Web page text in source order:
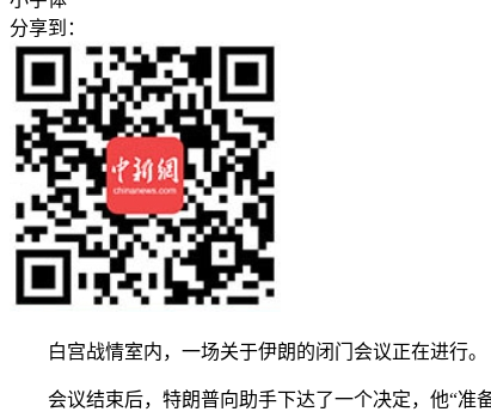
分享到：
白宫战情室内，一场关于伊朗的闭门会议正在进行。
会议结束后，特朗普向助手下达了一个决定，他“准备